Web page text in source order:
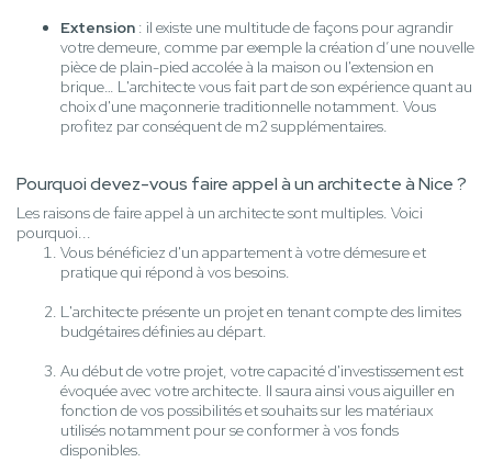
Extension : il existe une multitude de façons pour agrandir
votre demeure, comme par exemple la création d’une nouvelle
pièce de plain-pied accolée à la maison ou l'extension en
brique… L'architecte vous fait part de son expérience quant au
choix d'une maçonnerie traditionnelle notamment. Vous
profitez par conséquent de m2 supplémentaires.
Pourquoi devez-vous faire appel à un architecte à Nice ?
Les raisons de faire appel à un architecte sont multiples. Voici
pourquoi...
Vous bénéficiez d'un appartement à votre démesure et
pratique qui répond à vos besoins.
L'architecte présente un projet en tenant compte des limites
budgétaires définies au départ.
Au début de votre projet, votre capacité d'investissement est
évoquée avec votre architecte. Il saura ainsi vous aiguiller en
fonction de vos possibilités et souhaits sur les matériaux
utilisés notamment pour se conformer à vos fonds
disponibles.